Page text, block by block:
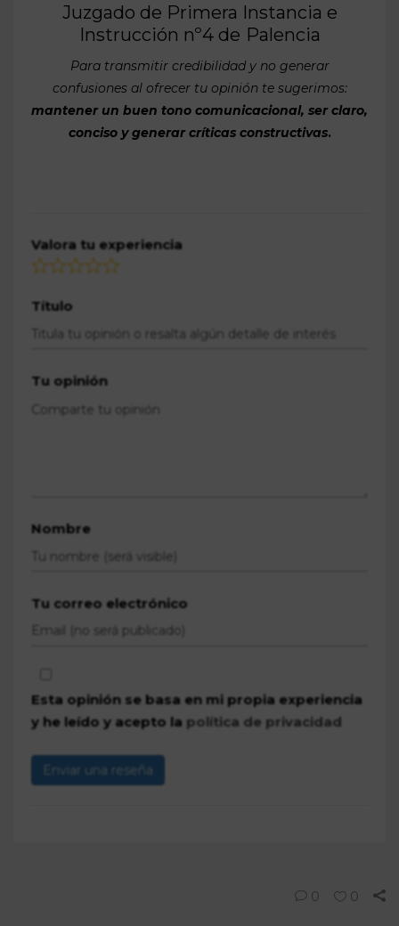
Juzgado de Primera Instancia e
Instrucción nº4 de Palencia
Para transmitir credibilidad y no generar
confusiones al ofrecer tu opinión te sugerimos:
mantener un buen tono comunicacional, ser claro,
conciso y generar críticas constructivas.
Valora tu experiencia
Título
Tu opinión
Nombre
Tu correo electrónico
Esta opinión se basa en mi propia experiencia
y he leído y acepto la política de privacidad
Enviar una reseña
0 0